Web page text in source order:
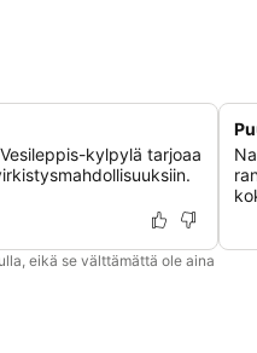
kylpylä tarjoaa
eikä se välttämättä ole aina